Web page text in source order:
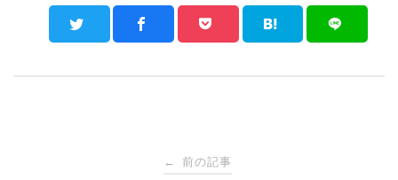
← 前の記事